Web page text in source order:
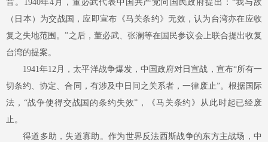
音。 1940年4月，董必武代表中国共产党向国民政府提出：“我与敌
（日本）为交战国，应即宣布《马关条约》无效，认为台湾亦在应收
复之失地范围。”之后，董必武、张澜等在国民参议会上联合提出收复
台湾的提案。
1941年12月，太平洋战争爆发，中国政府对日宣战，宣布“所有一
切条约、协定、合同，有涉及中日间之关系者，一律废止”。根据国际
法，“战争使得交战国的条约失效”，《马关条约》从此时起已经废
止。
得道多助，失道寡助。作为世界反法西斯战争的东方主战场，中